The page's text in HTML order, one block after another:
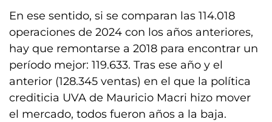
En ese sentido, si se comparan las 114.018
operaciones de 2024 con los años anteriores,
hay que remontarse a 2018 para encontrar un
período mejor: 119.633. Tras ese año y el
anterior (128.345 ventas) en el que la política
crediticia UVA de Mauricio Macri hizo mover
el mercado, todos fueron años a la baja.